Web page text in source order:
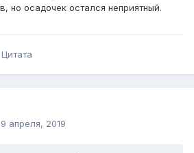
но осадочек остался неприятный.
Цитата
9 апреля, 2019